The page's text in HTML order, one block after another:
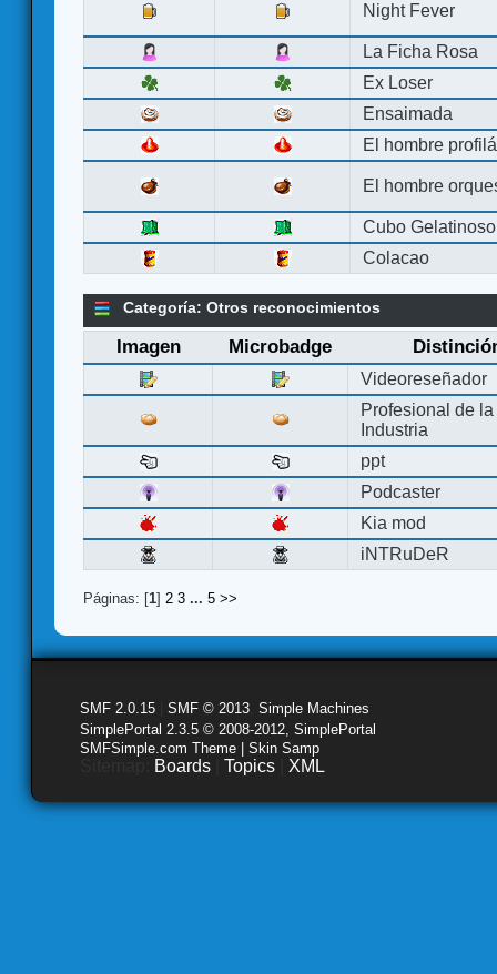
Night Fever
La Ficha Rosa
Ex Loser
Ensaimada
El hombre
El hombre
Cubo Gelatinoso
Colacao
Categoría: Otros reconocimientos
Imagen Microbadge
Videoreseñador
Profesional de la
Industria
ppt
Podcaster
Kia mod
iNTRuDeR
Páginas: [1] 2 3 ... 5 >>
SMF 2.0.15 SMF © 2013 Simple Machines
SimplePortal 2.3.5 © 2008-2012, SimplePortal
SMFSimple.com Theme | Skin Samp
Boards Topics XML